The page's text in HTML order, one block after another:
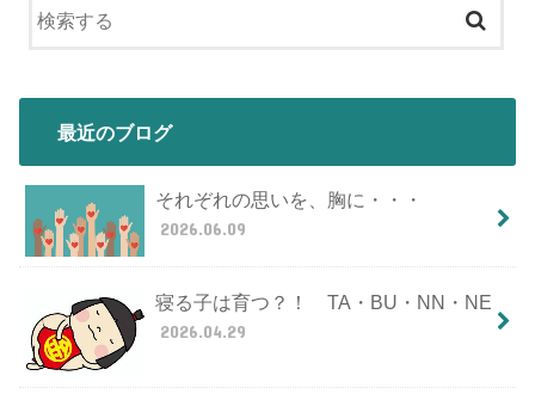
最近のブログ
それぞれの思いを、胸に・・・
2026.06.09
寝る子は育つ？！ TA・BU・NN・NE
2026.04.29